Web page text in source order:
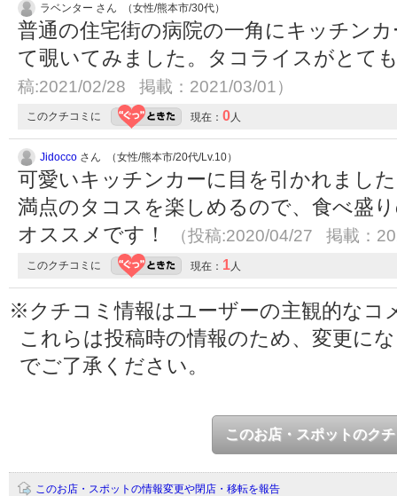
ラベンター さん （女性/熊本市/30代）
普通の住宅街の病院の一角にキッチン
て覗いてみました。タコライスがとて
稿:2021/02/28 掲載：2021/03/01）
このクチコミに 現在： 0 人
Jidocco さん （女性/熊本市/20代/Lv.10）
可愛いキッチンカーに目を引かれまし
満点のタコスを楽しめるので、食べ盛
オススメです！
（投稿:2020/04/27 掲載：
このクチコミに 現在： 1 人
※クチコミ情報はユーザーの主観的なコ
これらは投稿時の情報のため、変更に
でご了承ください。
このお店・スポットのク
このお店・スポットの情報変更や閉店・移転を報告